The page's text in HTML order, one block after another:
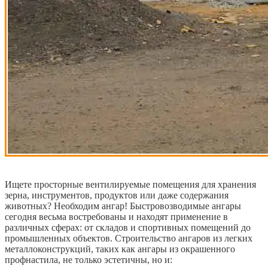
Ищете просторные вентилируемые помещения для хранения
зерна, инструментов, продуктов или даже содержания
животных? Необходим ангар! Быстровозводимые ангары
сегодня весьма востребованы и находят применение в
различных сферах: от складов и спортивных помещений до
промышленных объектов. Строительство ангаров из легких
металлоконструкций, таких как ангары из окрашенного
профнастила, не только эстетичны, но и: